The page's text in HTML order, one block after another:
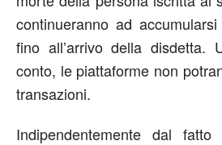
continueranno ad
fino all’arrivo della disdetta.
conto, le piattaforme non
transazioni.
Indipendentemente dal